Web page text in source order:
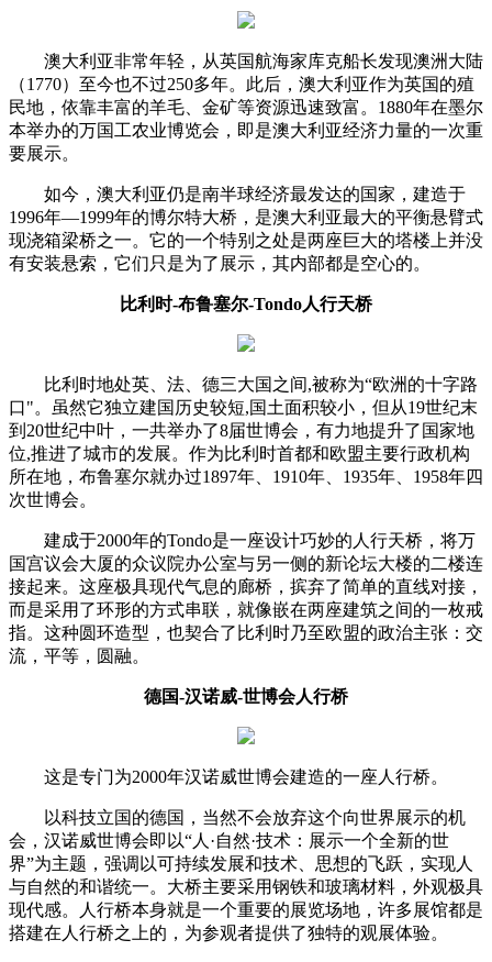
澳大利亚非常年轻，从英国航海家库克船长发现澳洲大陆
（1770）至今也不过250多年。此后，澳大利亚作为英国的殖
民地，依靠丰富的羊毛、金矿等资源迅速致富。1880年在墨尔
本举办的万国工农业博览会，即是澳大利亚经济力量的一次重
要展示。
如今，澳大利亚仍是南半球经济最发达的国家，建造于
1996年—1999年的博尔特大桥，是澳大利亚最大的平衡悬臂式
现浇箱梁桥之一。它的一个特别之处是两座巨大的塔楼上并没
有安装悬索，它们只是为了展示，其内部都是空心的。
比利时-布鲁塞尔-Tondo人行天桥
比利时地处英、法、德三大国之间,被称为“欧洲的十字路
口"。虽然它独立建国历史较短,国土面积较小，但从19世纪末
到20世纪中叶，一共举办了8届世博会，有力地提升了国家地
位,推进了城市的发展。作为比利时首都和欧盟主要行政机构
所在地，布鲁塞尔就办过1897年、1910年、1935年、1958年四
次世博会。
建成于2000年的Tondo是一座设计巧妙的人行天桥，将万
国宫议会大厦的众议院办公室与另一侧的新论坛大楼的二楼连
接起来。这座极具现代气息的廊桥，摈弃了简单的直线对接，
而是采用了环形的方式串联，就像嵌在两座建筑之间的一枚戒
指。这种圆环造型，也契合了比利时乃至欧盟的政治主张：交
流，平等，圆融。
德国-汉诺威-世博会人行桥
这是专门为2000年汉诺威世博会建造的一座人行桥。
以科技立国的德国，当然不会放弃这个向世界展示的机
会，汉诺威世博会即以“人·自然·技术：展示一个全新的世
界”为主题，强调以可持续发展和技术、思想的飞跃，实现人
与自然的和谐统一。大桥主要采用钢铁和玻璃材料，外观极具
现代感。人行桥本身就是一个重要的展览场地，许多展馆都是
搭建在人行桥之上的，为参观者提供了独特的观展体验。